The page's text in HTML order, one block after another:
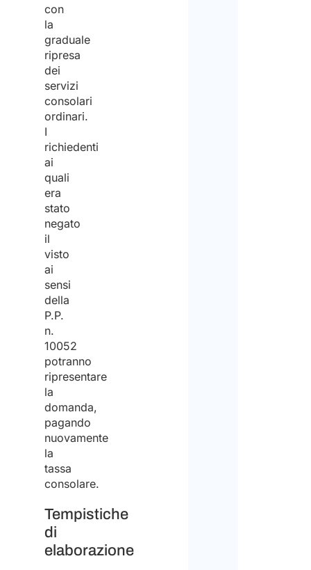
con
la
graduale
ripresa
dei
servizi
consolari
ordinari.
I
richiedenti
ai
quali
era
stato
negato
il
visto
ai
sensi
della
P.P.
n.
10052
potranno
ripresentare
la
domanda,
pagando
nuovamente
la
tassa
consolare.
Tempistiche
di
elaborazione